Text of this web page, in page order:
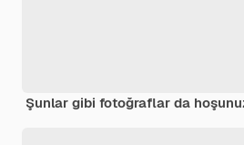
Şunlar gibi fotoğraflar da